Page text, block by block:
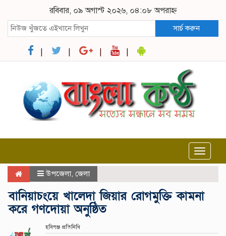
রবিবার, ০৯ অগাস্ট ২০২৬, ০৪:০৮ অপরাহ্ন
সার্চ করুন
Toggle
উপজেলা, জেলা
বানিয়াচংয়ে খালেদা জিয়ার রোগমুক্তি কামনা
করে গণদোয়া অনুষ্ঠিত
হবিগঞ্জ প্রতিনিধি